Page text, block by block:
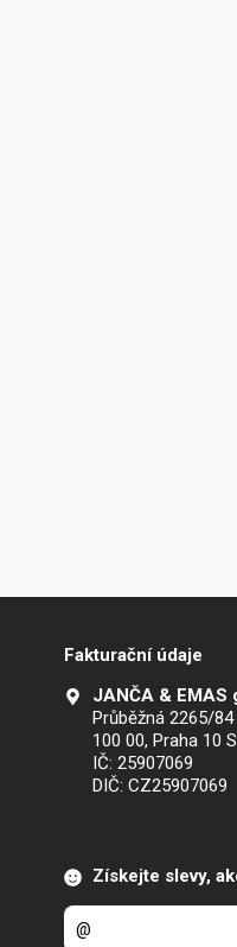
Fakturační údaje
JANČA & EMAS
Průběžná 2265/84
100 00, Praha 10
IČ: 25907069
DIČ: CZ25907069
Získejte slevy,